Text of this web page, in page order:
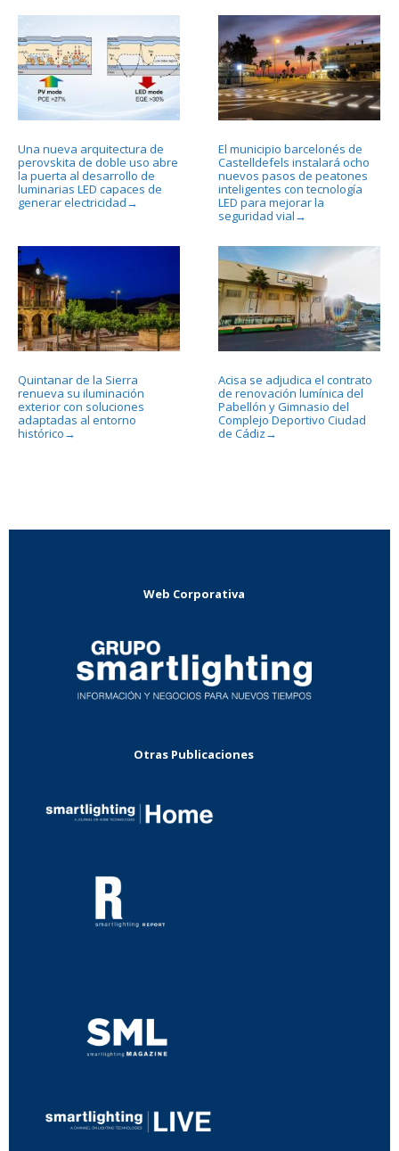
Una nueva arquitectura de
perovskita de doble uso abre
la puerta al desarrollo de
luminarias LED capaces de
generar electricidad →
El municipio barcelonés de
Castelldefels instalará ocho
nuevos pasos de peatones
inteligentes con tecnología
LED para mejorar la
seguridad vial →
Quintanar de la Sierra
renueva su iluminación
exterior con soluciones
adaptadas al entorno
histórico →
Acisa se adjudica el contrato
de renovación lumínica del
Pabellón y Gimnasio del
Complejo Deportivo Ciudad
de Cádiz →
Web Corporativa
Otras Publicaciones